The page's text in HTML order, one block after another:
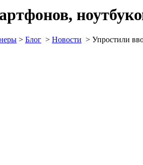
> Блог > Новости > Упростили